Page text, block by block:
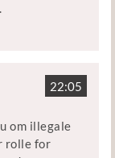
med Lis
under
knyttede
Og
det for
22:05
om illegale
rolle for